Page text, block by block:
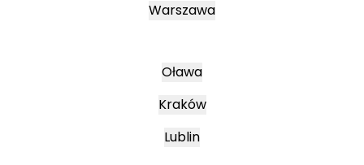
Warszawa
Oława
Kraków
Lublin